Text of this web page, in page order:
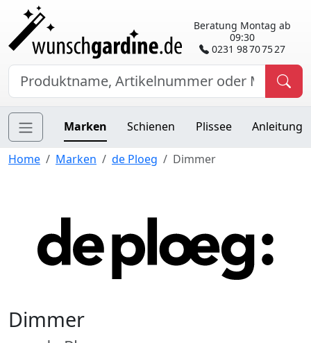
Beratung Montag ab
09:30
0231 98 70 75 27
Marken Schienen Plissee Anleitung
Home Marken de Ploeg Dimmer
Dimmer